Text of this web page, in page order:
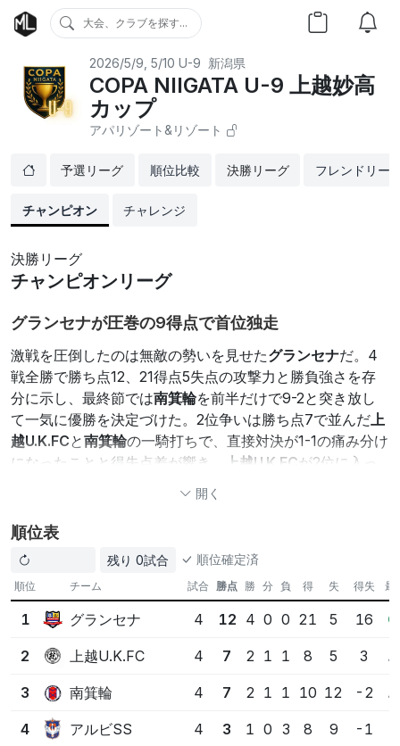
大会、クラブを探す...
2026/5/9, 5/10 U-9 新潟県
COPA NIIGATA U-9 上越妙高
カップ
アパリゾート&リゾート
予選リーグ 順位比較 決勝リーグ フレンドリー
チャンピオン チャレンジ
決勝リーグ
チャンピオンリーグ
グランセナが圧巻の9得点で首位独走
激戦を圧倒したのは無敵の勢いを見せたグランセナだ。4
戦全勝で勝ち点12、21得点5失点の攻撃力と勝負強さを存
分に示し、最終節では南箕輪を前半だけで9-2と突き放し
て一気に優勝を決定づけた。2位争いは勝ち点7で並んだ上
越U.K.FC と南箕輪の一騎打ちで、直接対決が1-1の痛み分け
になったことと得失点差が響き、
上越U.K.FC が2位に入っ
は苦しい結果が続いたが最後
まで諦めない姿勢を見せ、全試合終了で順位が確定。大会
を通じて光ったのは、決定力と最後まで諦めない執念が勝
グランセナ
: 無敗4連勝、21得点の攻撃力が決定打
上越U.K.FC vs 南箕輪: 直接対決の引き分けが2位争い
を左右
浦川原イレブンボーイズ : 苦戦の中でも諦めない姿勢
が印象的
この情報はAIによって生成されたものであり、必ずしも正確である
とは限りません
開く
順位表
残り 0試合 順位確定済
順位 チーム 試合 勝点 勝 分 負 得 失 得失 最
1 グランセナ 4 12 4 0 0 21 5 16
2 上越U.K.FC 4 7 2 1 1 8 5 3
3 南箕輪 4 7 2 1 1 10 12 -2
4 アルビSS 4 3 1 0 3 8 9 -1